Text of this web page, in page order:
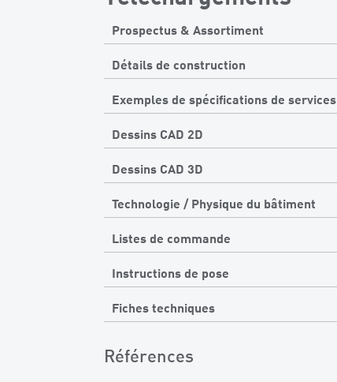
Prospectus & Assortiment
Détails de construction
Exemples de spécifications de services
Dessins CAD 2D
Dessins CAD 3D
Technologie / Physique du bâtiment
Listes de commande
Instructions de pose
Fiches techniques
Références